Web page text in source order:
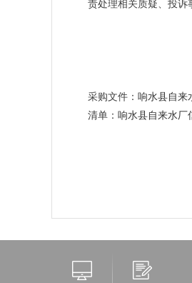
责处理相关质疑、投诉
采购文件： 响水县自来
清单： 响水县自来水厂